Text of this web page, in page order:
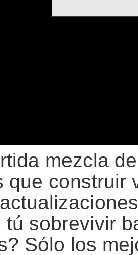
mezcla
que construir
tú sobrevivir
Sólo los